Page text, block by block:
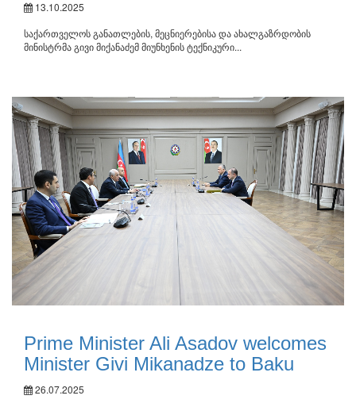
13.10.2025
საქართველოს განათლების, მეცნიერებისა და ახალგაზრდობის
მინისტრმა გივი მიქანაძემ მიუნხენის ტექნიკური...
Prime Minister Ali Asadov welcomes
Minister Givi Mikanadze to Baku
26.07.2025